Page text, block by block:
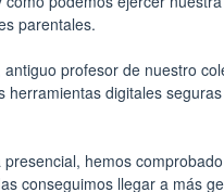
parentales.
antiguo profesor de nuestro
digitales
hemos
conseguimos llegar a más